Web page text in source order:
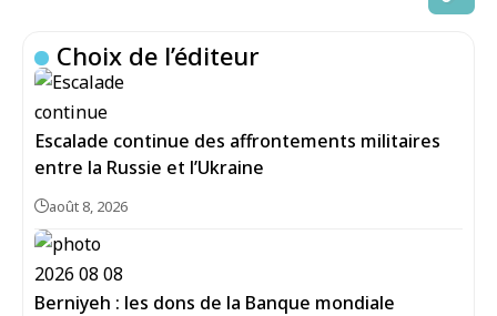
Choix de l’éditeur
Escalade continue des affrontements militaires
entre la Russie et l’Ukraine
août 8, 2026
Berniyeh : les dons de la Banque mondiale